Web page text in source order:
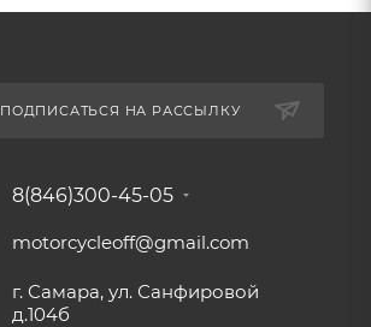
ПОДПИСАТЬСЯ НА РАССЫЛКУ
8(846)300-45-05
motorcycleoff@gmail.com
г. Самара, ул. Санфировой
д.104б